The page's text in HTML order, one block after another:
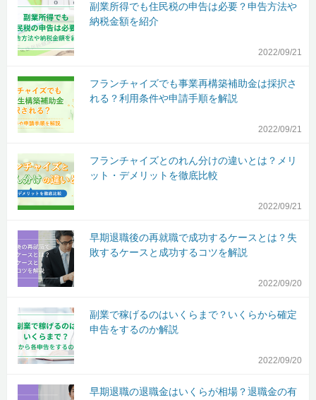
副業所得でも住民税の申告は必要？申告方法や
納税金額を紹介
2022/09/21
フランチャイズでも事業再構築補助金は採択さ
れる？利用条件や申請手順を解説
2022/09/21
フランチャイズとのれん分けの違いとは？メリ
ット・デメリットを徹底比較
2022/09/21
早期退職後の再就職で成功するケースとは？失
敗するケースと成功するコツを解説
2022/09/20
副業で稼げるのはいくらまで？いくらから確定
申告をするのか解説
2022/09/20
早期退職の退職金はいくらが相場？退職金の有